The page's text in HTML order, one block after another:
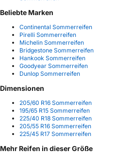
Beliebte Marken
Continental Sommerreifen
Pirelli Sommerreifen
Michelin Sommerreifen
Bridgestone Sommerreifen
Hankook Sommerreifen
Goodyear Sommerreifen
Dunlop Sommerreifen
Dimensionen
205/60 R16 Sommerreifen
195/65 R15 Sommerreifen
225/40 R18 Sommerreifen
205/55 R16 Sommerreifen
225/45 R17 Sommerreifen
Mehr Reifen in dieser Größe